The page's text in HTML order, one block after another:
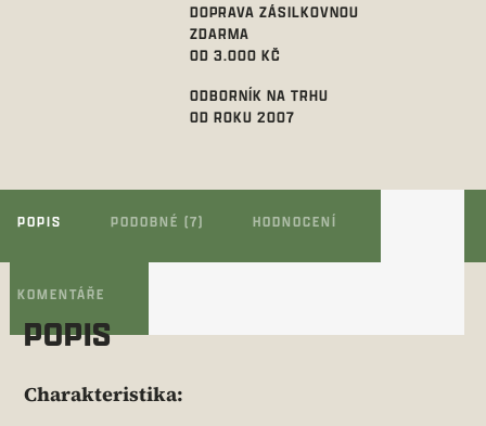
DOPRAVA ZÁSILKOVNOU
ZDARMA
OD 3.000 KČ
ODBORNÍK NA TRHU
OD ROKU 2007
POPIS PODOBNÉ (7) HODNOCENÍ
KOMENTÁŘE
POPIS
Charakteristika: